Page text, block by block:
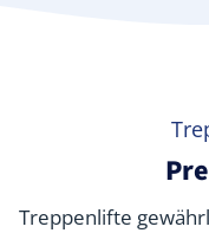
Treppenlifte